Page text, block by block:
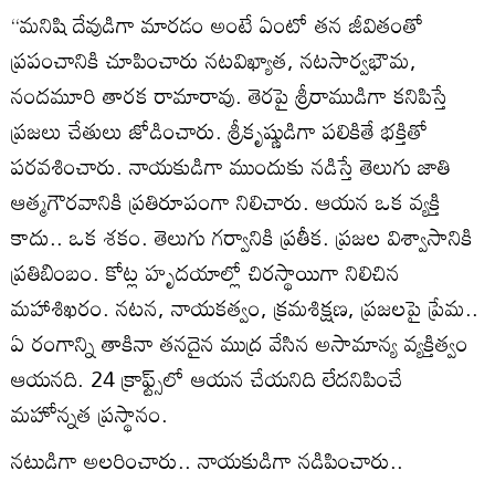
‘‘మనిషి దేవుడిగా మారడం అంటే ఏంటో తన జీవితంతో
ప్రపంచానికి చూపించారు నటవిఖ్యాత, నటసార్వభౌమ,
నందమూరి తారక రామారావు. తెరపై శ్రీరాముడిగా కనిపిస్తే
ప్రజలు చేతులు జోడించారు. శ్రీకృష్ణుడిగా పలికితే భక్తితో
పరవశించారు. నాయకుడిగా ముందుకు నడిస్తే తెలుగు జాతి
ఆత్మగౌరవానికి ప్రతిరూపంగా నిలిచారు. ఆయన ఒక వ్యక్తి
కాదు.. ఒక శకం. తెలుగు గర్వానికి ప్రతీక. ప్రజల విశ్వాసానికి
ప్రతిబింబం. కోట్ల హృదయాల్లో చిరస్థాయిగా నిలిచిన
మహాశిఖరం. నటన, నాయకత్వం, క్రమశిక్షణ, ప్రజలపై ప్రేమ..
ఏ రంగాన్ని తాకినా తనదైన ముద్ర వేసిన అసామాన్య వ్యక్తిత్వం
ఆయనది. 24 క్రాఫ్ట్స్‌లో ఆయన చేయనిది లేదనిపించే
మహోన్నత ప్రస్థానం.
నటుడిగా అలరించారు.. నాయకుడిగా నడిపించారు..